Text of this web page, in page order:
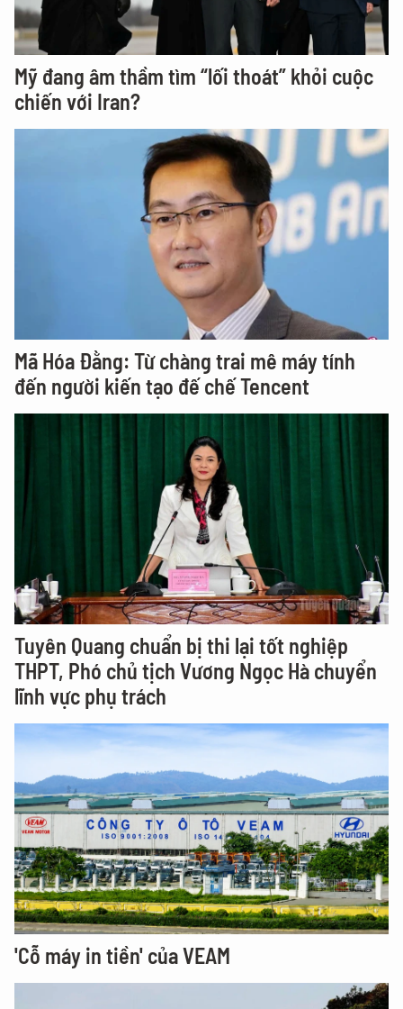
Mỹ đang âm thầm tìm “lối thoát” khỏi cuộc
chiến với Iran?
Mã Hóa Đằng: Từ chàng trai mê máy tính
đến người kiến tạo đế chế Tencent
Tuyên Quang chuẩn bị thi lại tốt nghiệp
THPT, Phó chủ tịch Vương Ngọc Hà chuyển
lĩnh vực phụ trách
'Cỗ máy in tiền' của VEAM